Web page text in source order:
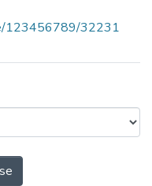
123456789/32231